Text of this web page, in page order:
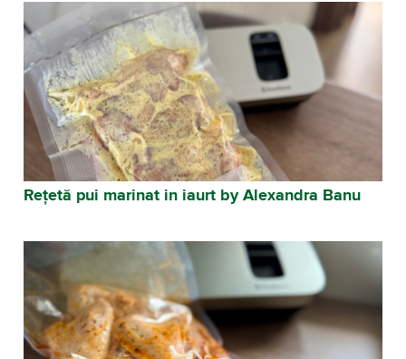
Rețetă pui marinat in iaurt by Alexandra Banu